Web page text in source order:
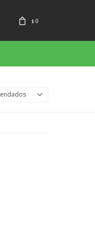
$ 0